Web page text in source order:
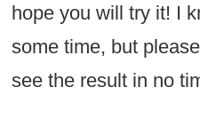
hope you will try it! I
some time, but
see the result in no